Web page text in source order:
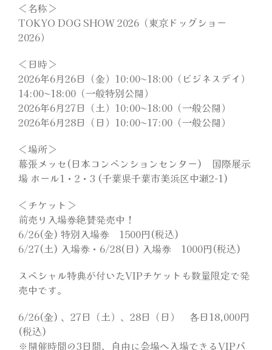
＜名称＞
TOKYO DOG SHOW 2026（東京ドッグショー
2026）
＜日時＞
2026年6月26日（金）10:00〜18:00（ビジネスデイ）
14:00〜18:00（一般特別公開）
2026年6月27日（土）10:00〜18:00（一般公開）
2026年6月28日（日）10:00〜17:00（一般公開）
＜場所＞
幕張メッセ(日本コンベンションセンター) 国際展示
場 ホール1・2・3 (千葉県千葉市美浜区中瀬2-1)
＜チケット＞
前売り入場券絶賛発売中！
6/26(金) 特別入場券 1500円(税込)
6/27(土) 入場券・6/28(日) 入場券 1000円(税込)
スペシャル特典が付いたVIPチケットも数量限定で発
売中です。
6/26(金) 、27日（土）、28日（日） 各日18,000円
(税込)
※開催時間の3日間、自由に会場へ入場できるVIPパ